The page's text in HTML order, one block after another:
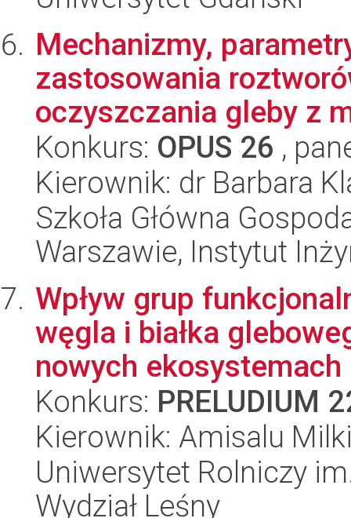
Mechanizmy,
zastosowania
oczyszczania gleby z
Konkurs: OPUS 26 ,
Kierownik: dr Barbara
Szkoła Główna
Warszawie, Instytut
Wpływ grup
węgla i białka
nowych ekosystemach
Konkurs: PRELUDIUM
Kierownik: Amisalu
Uniwersytet Rolniczy
Wydział Leśny